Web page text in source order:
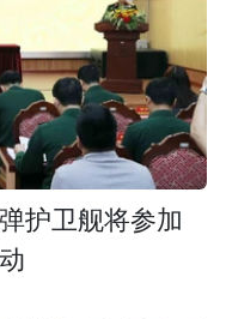
护卫舰将参加